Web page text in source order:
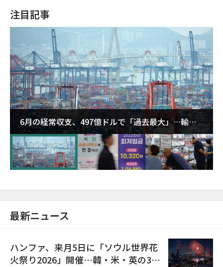
注目記事
6月の経常収支、497億ドルで「過去最大」…輸出
が初の1000億ドル突破
最新ニュース
ハンファ、来月5日に「ソウル世界花
火祭り2026」開催…韓・米・英の3カ